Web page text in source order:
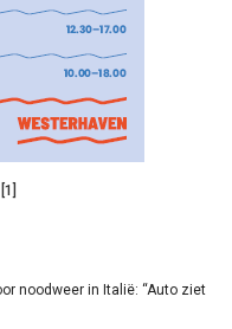
noodweer in Italië: “Auto ziet